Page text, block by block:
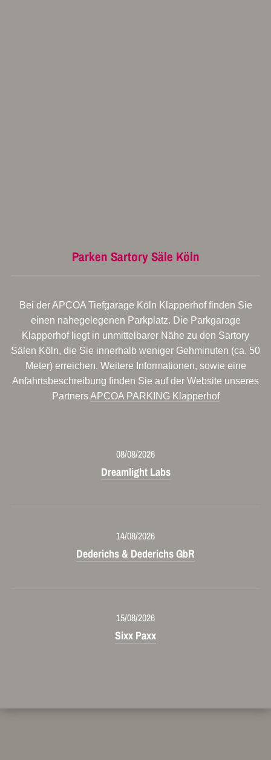
Parken Sartory Säle Köln
Bei der APCOA Tiefgarage Köln Klapperhof finden Sie
einen nahegelegenen Parkplatz. Die Parkgarage
Klapperhof liegt in unmittelbarer Nähe zu den Sartory
Sälen Köln, die Sie innerhalb weniger Gehminuten (ca. 50
Meter) erreichen. Weitere Informationen, sowie eine
Anfahrtsbeschreibung finden Sie auf der Website unseres
PartnersAPCOA PARKING Klapperhof
08/08/2026
Dreamlight Labs
14/08/2026
Dederichs & Dederichs GbR
15/08/2026
Sixx Paxx